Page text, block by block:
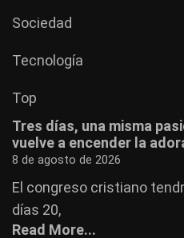
Sociedad
Tecnología
Top
Tres días, una misma
vuelve a encender la
8 de agosto de 2026
El congreso cristiano
días 20,
Read More...